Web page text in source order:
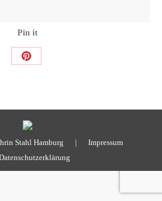
Pin it
Share
Stahl Hamburg | Impressum